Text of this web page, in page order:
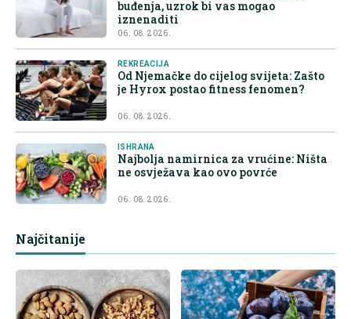
buđenja, uzrok bi vas mogao
iznenaditi
06. 08. 2026.
REKREACIJA
Od Njemačke do cijelog svijeta: Zašto
je Hyrox postao fitness fenomen?
06. 08. 2026.
ISHRANA
Najbolja namirnica za vrućine: Ništa
ne osvježava kao ovo povrće
06. 08. 2026.
Najčitanije